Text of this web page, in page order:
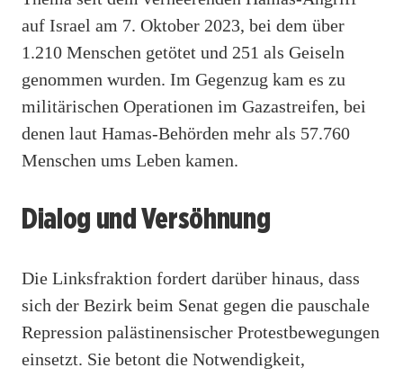
auf Israel am 7. Oktober 2023, bei dem über
1.210 Menschen getötet und 251 als Geiseln
genommen wurden. Im Gegenzug kam es zu
militärischen Operationen im Gazastreifen, bei
denen laut Hamas-Behörden mehr als 57.760
Menschen ums Leben kamen.
Dialog und Versöhnung
Die Linksfraktion fordert darüber hinaus, dass
sich der Bezirk beim Senat gegen die pauschale
Repression palästinensischer Protestbewegungen
einsetzt. Sie betont die Notwendigkeit,